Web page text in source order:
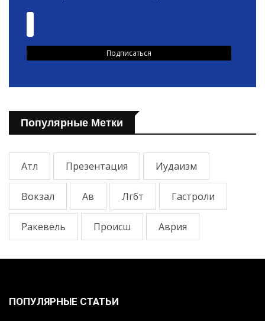
Популярные Метки
Атл Презентация Иудаизм
Вокзал Ав Лгбт Гастроли
Ракевель Происш Аврия
ПОПУЛЯРНЫЕ СТАТЬИ